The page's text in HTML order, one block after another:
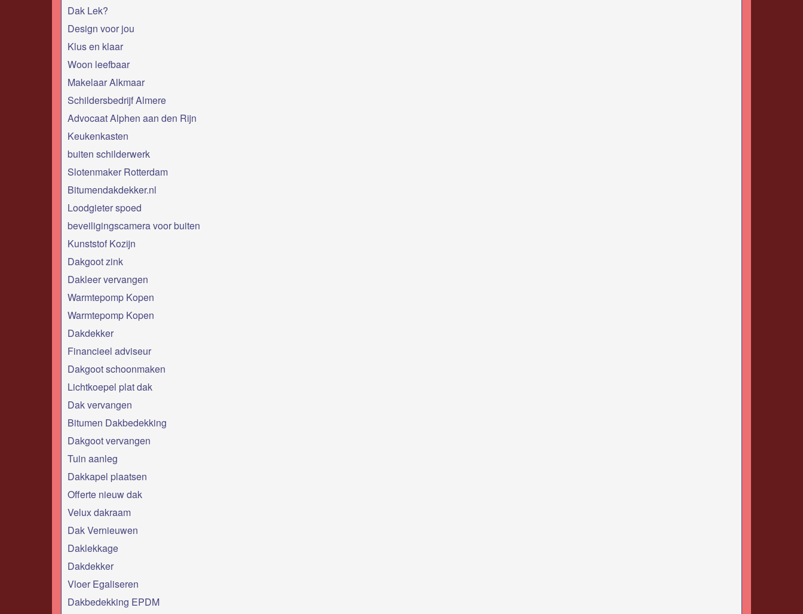
Dak Lek?
Design voor jou
Klus en klaar
Woon leefbaar
Makelaar Alkmaar
Schildersbedrijf Almere
Advocaat Alphen aan den Rijn
Keukenkasten
buiten schilderwerk
Slotenmaker Rotterdam
Bitumendakdekker.nl
Loodgieter spoed
beveiligingscamera voor buiten
Kunststof Kozijn
Dakgoot zink
Dakleer vervangen
Warmtepomp Kopen
Warmtepomp Kopen
Dakdekker
Financieel adviseur
Dakgoot schoonmaken
Lichtkoepel plat dak
Dak vervangen
Bitumen Dakbedekking
Dakgoot vervangen
Tuin aanleg
Dakkapel plaatsen
Offerte nieuw dak
Velux dakraam
Dak Vernieuwen
Daklekkage
Dakdekker
Vloer Egaliseren
Dakbedekking EPDM